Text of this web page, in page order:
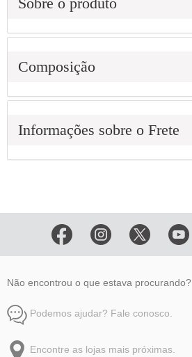
Composição
Informações sobre o Frete
Não encontrou o que estava procurando?
Podemos ajudar? Fale conosco.
Encontre as lojas mais próximas.